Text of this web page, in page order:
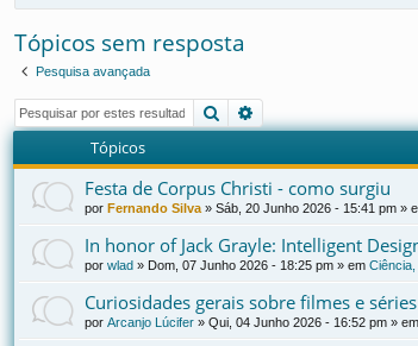
rá
pi
os
Tópicos sem resposta
Pesquisa avançada
Pesquisar
Tópicos
Festa de Corpus Christi - como surgiu
por Fernando Silva » Sáb, 20 Junho 2026 - 15:41 pm »
In honor of Jack Grayle: Intelligent
por wlad » Dom, 07 Junho 2026 - 18:25 pm » em
Curiosidades gerais sobre filmes e séries
por Arcanjo Lúcifer » Qui, 04 Junho 2026 - 16:52 pm » em